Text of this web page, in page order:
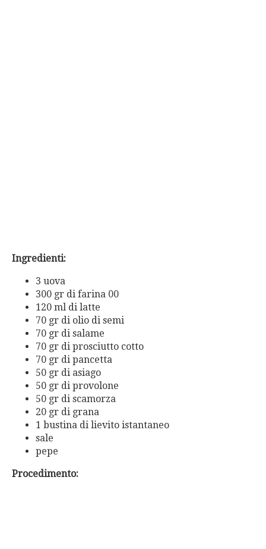
Ingredienti:
3 uova
300 gr di farina 00
120 ml di latte
70 gr di olio di semi
70 gr di salame
70 gr di prosciutto cotto
70 gr di pancetta
50 gr di asiago
50 gr di provolone
50 gr di scamorza
20 gr di grana
1 bustina di lievito istantaneo
sale
pepe
Procedimento: